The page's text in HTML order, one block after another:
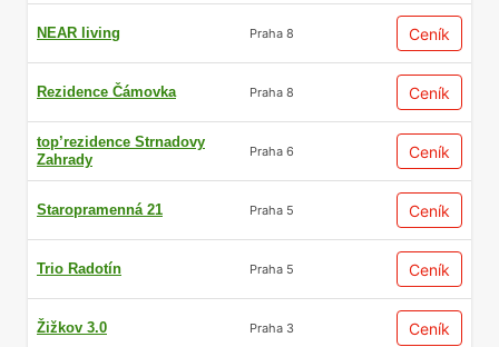
NEAR living Praha 8 Ceník
Rezidence Čámovka Praha 8 Ceník
top’rezidence Strnadovy
Zahrady
Praha 6 Ceník
Staropramenná 21 Praha 5 Ceník
Trio Radotín Praha 5 Ceník
Žižkov 3.0 Praha 3 Ceník